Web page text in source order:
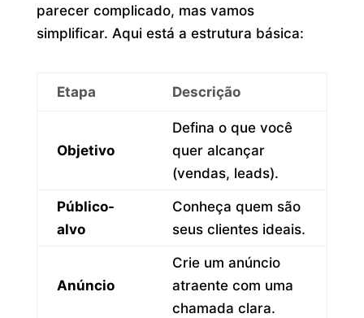
parecer complicado, mas vamos
simplificar. Aqui está a estrutura básica:
Etapa Descrição
Objetivo
Defina o que você
quer alcançar
(vendas, leads).
Público-
alvo
Conheça quem são
seus clientes ideais.
Anúncio
Crie um anúncio
atraente com uma
chamada clara.